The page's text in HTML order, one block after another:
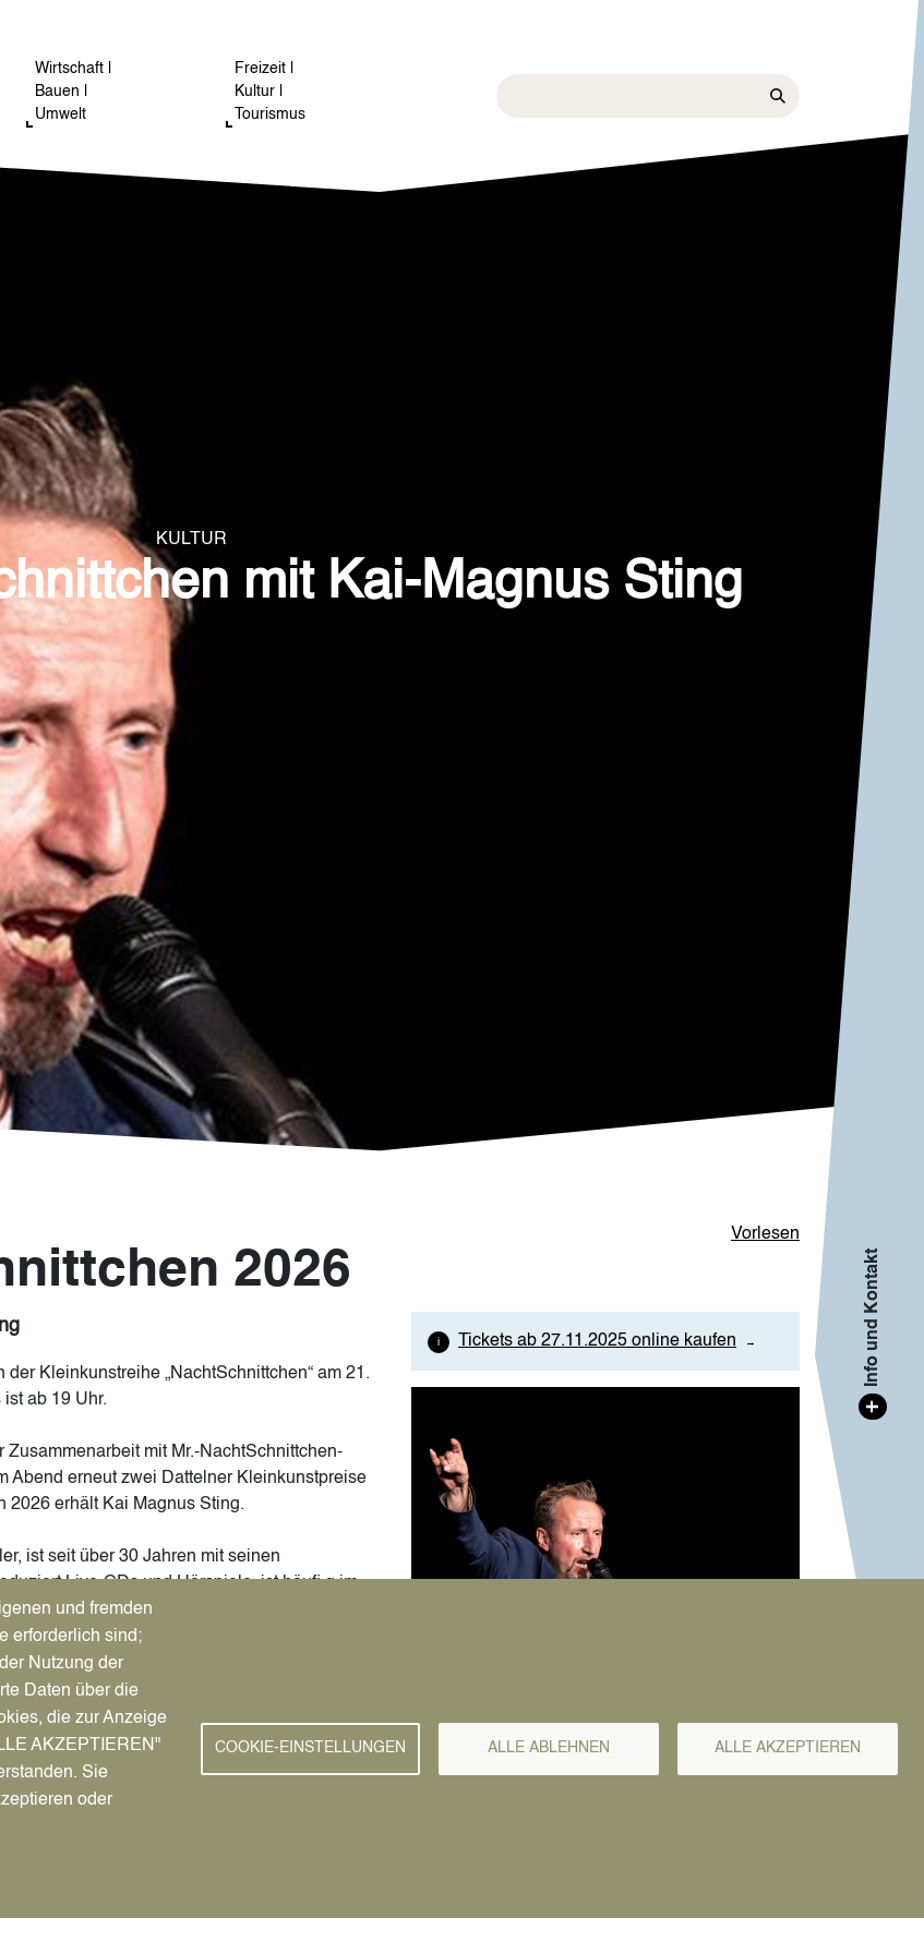
Wirtschaft |
Bauen |
Umwelt
Freizeit |
Kultur |
Tourismus
KULTUR
mit Kai-Magnus Sting
Vorlesen
2026
Kleinkunstreihe „NachtSchnittchen“ am 21.
ab 19 Uhr.
mit Mr.-NachtSchnittchen-
Abend erneut zwei Dattelner Kleinkunstpreise
2026 erhält Kai Magnus Sting.
ist seit über 30 Jahren mit seinen
Live-CDs und Hörspiele, ist häufi g im
werden von WDR, SWR und
Preise gewonnen, zuletzt den WDR
Hurz.
gegeben, wer den anderen Preis erhält,
Tickets ab 27.11.2025 online kaufen
und fremden
erforderlich sind;
Nutzung der
Daten über die
die zur Anzeige
AKZEPTIEREN"
Sie
oder
COOKIE-EINSTELLUNGEN ALLE ABLEHNEN ALLE AKZEPTIEREN
+
Info und Kontakt